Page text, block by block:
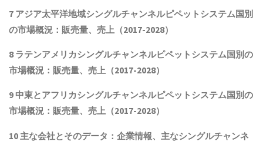
7 アジア太平洋地域シングルチャンネルピペットシステム国別
の市場概況：販売量、売上（2017-2028）
8 ラテンアメリカシングルチャンネルピペットシステム国別の
市場概況：販売量、売上（2017-2028）
9 中東とアフリカシングルチャンネルピペットシステム国別の
市場概況：販売量、売上（2017-2028）
10 主な会社とそのデータ ：企業情報、主なシングルチャンネ